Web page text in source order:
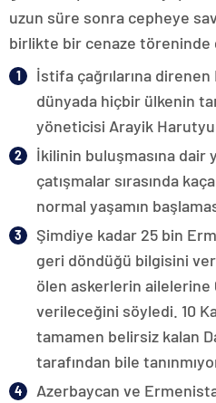
uzun süre sonra cepheye
birlikte bir cenaze töreninde
İstifa çağrılarına
dünyada hiçbir ülkenin
yöneticisi Arayik
İkilinin buluşmasına dair
çatışmalar sırasında
normal yaşamın
Şimdiye kadar 25 bin
geri döndüğü bilgisini
ölen askerlerin ailelerine
verileceğini söyledi. 10
tamamen belirsiz kalan
tarafından bile
Azerbaycan ve